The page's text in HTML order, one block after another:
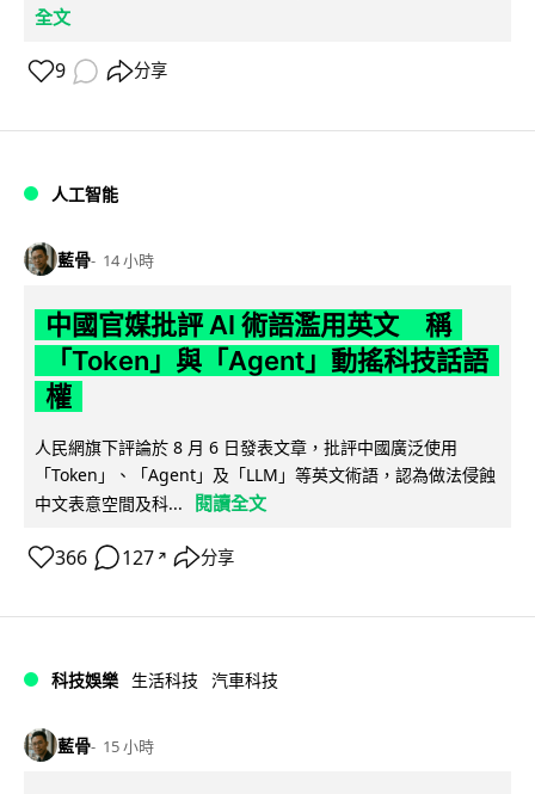
全文
9 分享
人工智能
藍骨 14 小時
中國官媒批評 AI 術語濫用英文 稱
「Token」與「Agent」動搖科技話語
權
人民網旗下評論於 8 月 6 日發表文章，批評中國廣泛使用
「Token」、「Agent」及「LLM」等英文術語，認為做法侵蝕
中文表意空間及科...
閱讀全文
366 127 ↗ 分享
科技娛樂 生活科技 汽車科技
藍骨 15 小時